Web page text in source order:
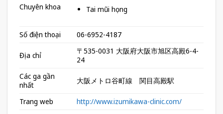
Chuyên khoa
Tai mũi họng
Số điện thoại 06-6952-4187
Địa chỉ
〒535-0031 大阪府大阪市旭区高殿6-4-
24
Các ga gần
nhất
大阪メトロ谷町線 関目高殿駅
Trang web http://www.izumikawa-clinic.com/